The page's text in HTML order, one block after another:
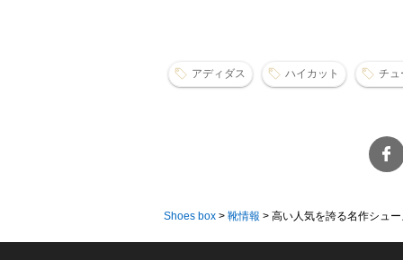
アディダス ハイカット チュ
Shoes box > 靴情報 > 高い人気を誇る名作シュ